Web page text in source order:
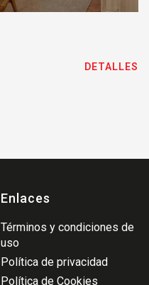
DETALLES
Enlaces
Términos y condiciones de
uso
Política de privacidad
Política de Cookies